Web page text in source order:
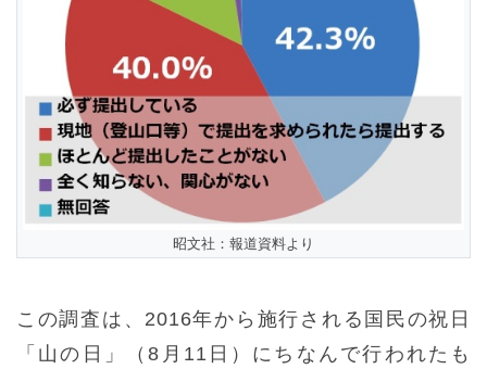
昭文社：報道資料より
この調査は、2016年から施行される国民の祝日
「山の日」（8月11日）にちなんで行われたも